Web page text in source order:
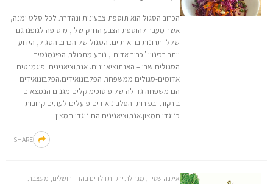
הכרוב הסגול הוא תוספת צבעונית ונהדרת לכל סלט ומנה,
אשר מעבר להוספת הצבע החזק שלו, מוסיפה לגופנו גם
שלל יתרונות בריאותיים. הסגול של הכרוב הסגול, הידוע
יותר בכינויו "כרוב אדום", נובע מתכולת הפיגמנטים
הסגולים שבו – האנתוציאנינים. אנתוציאנינים: פיגמנטים
אדומים-סגולים ממשפחת הפלבונואידים.הפלבונואידים
הם משפחה גדולה של פיטוכימיקלים מגנים הנמצאים
בירקות ובפירות. הפלבונואידים פועלים לעתים קרובות
כנוגדי חמצון.אנתוציאנינים הם נוגדי חמצון
SHARE
אילנה שטיין, מגדלת ירקות וילדים בהרי ירושלים, מעצבת